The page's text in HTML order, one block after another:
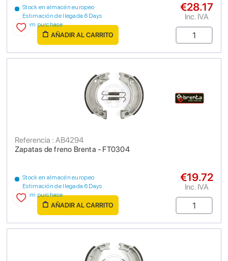
Stock en almacén europeo
Estimación de llegada 6 Days
from purchase
€28.17
Inc. IVA
AÑADIR AL CARRITO
Zapatas de freno Brenta - FT0304
Referencia : AB4294
Stock en almacén europeo
Estimación de llegada 6 Days
from purchase
€19.72
Inc. IVA
AÑADIR AL CARRITO